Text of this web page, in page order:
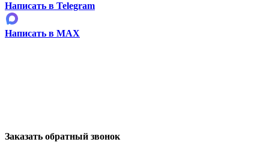
Написать в Telegram
Написать в MAX
Заказать обратный звонок